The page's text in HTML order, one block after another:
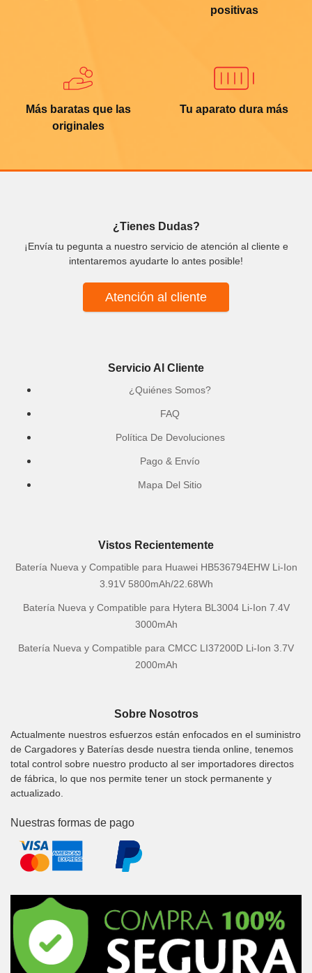
positivas
Más baratas que las
originales
Tu aparato dura más
¿Tienes Dudas?
¡Envía tu pegunta a nuestro servicio de atención al cliente e
intentaremos ayudarte lo antes posible!
Atención al cliente
Servicio Al Cliente
¿Quiénes Somos?
FAQ
Política De Devoluciones
Pago & Envío
Mapa Del Sitio
Vistos Recientemente
Batería Nueva y Compatible para Huawei HB536794EHW Li-Ion
3.91V 5800mAh/22.68Wh
Batería Nueva y Compatible para Hytera BL3004 Li-Ion 7.4V
3000mAh
Batería Nueva y Compatible para CMCC LI37200D Li-Ion 3.7V
2000mAh
Sobre Nosotros
Actualmente nuestros esfuerzos están enfocados en el suministro
de Cargadores y Baterías desde nuestra tienda online, tenemos
total control sobre nuestro producto al ser importadores directos
de fábrica, lo que nos permite tener un stock permanente y
actualizado.
Nuestras formas de pago